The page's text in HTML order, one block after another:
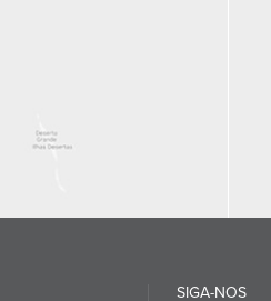
SIGA-NOS